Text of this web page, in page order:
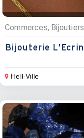
Commerces, Bijoutiers
Bijouterie L'Ecrin
Hell-Ville